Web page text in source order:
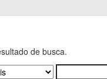
de busca.